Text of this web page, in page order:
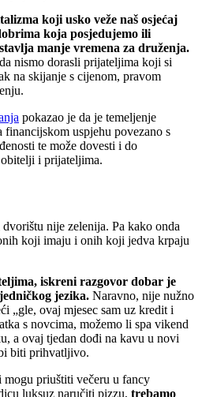
koji usko veže naš osjećaj
koja posjedujemo ili
manje vremena za druženja.
nismo dorasli prijateljima koji si
na skijanje s cijenom, pravom
pokazao je da je temeljenje
financijskom uspjehu povezano s
te može dovesti i do
i prijateljima.
nije zelenija. Pa kako onda
koji imaju i onih koji jedva krpaju
iskreni razgovor dobar je
jezika. Naravno, nije nužno
„gle, ovaj mjesec sam uz kredit i
s novcima, možemo li spa vikend
a ovaj tjedan dođi na kavu u novi
biti prihvatljivo.
priuštiti večeru u fancy
luksuz naručiti pizzu, trebamo